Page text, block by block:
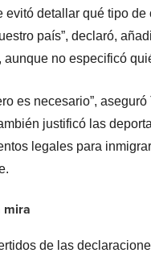
detallar qué tipo
país”, declaró,
aunque no especificó
es necesario”,
justificó las
legales para
mira
de las